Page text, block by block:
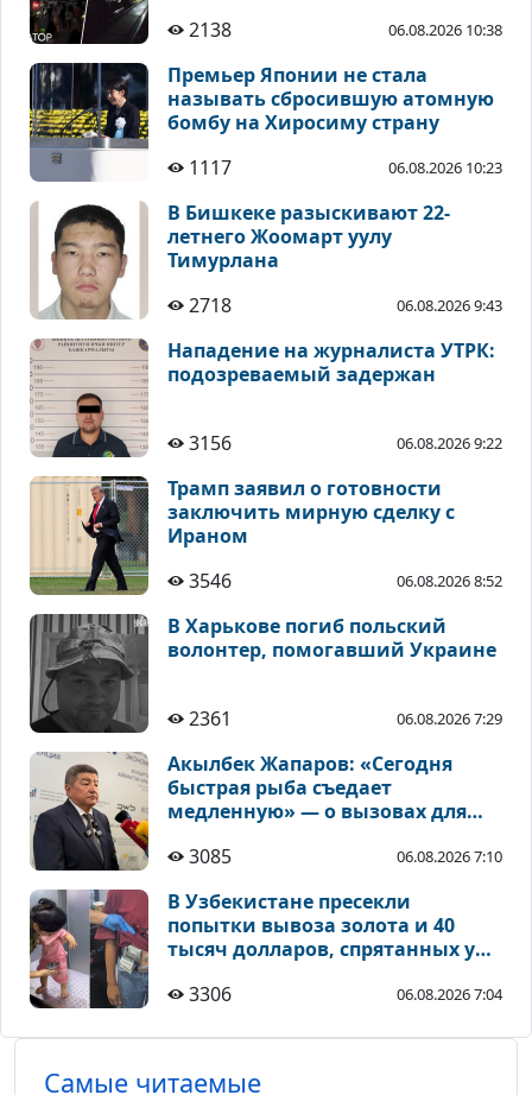
2138
06.08.2026 10:38
Премьер Японии не стала
называть сбросившую атомную
бомбу на Хиросиму страну
1117
06.08.2026 10:23
В Бишкеке разыскивают 22-
летнего Жоомарт уулу
Тимурлана
2718
06.08.2026 9:43
Нападение на журналиста УТРК:
подозреваемый задержан
3156 06.08.2026 9:22
Трамп заявил о готовности
заключить мирную сделку с
Ираном
3546
06.08.2026 8:52
В Харькове погиб польский
волонтер, помогавший Украине
2361 06.08.2026 7:29
Акылбек Жапаров: «Сегодня
быстрая рыба съедает
медленную» — о вызовах для
3085
06.08.2026 7:10
В Узбекистане пресекли
попытки вывоза золота и 40
тысяч долларов, спрятанных у
3306
06.08.2026 7:04
Самые читаемые